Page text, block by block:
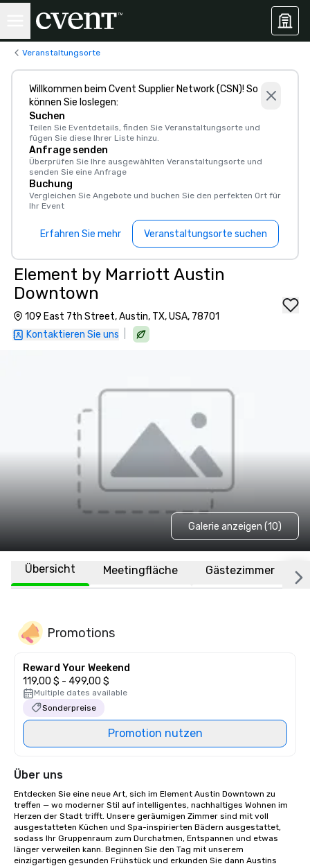
Veranstaltungsorte
Willkommen beim Cvent Supplier Network (CSN)! So
können Sie loslegen:
Suchen
Teilen Sie Eventdetails, finden Sie Veranstaltungsorte und
fügen Sie diese Ihrer Liste hinzu.
Anfrage senden
Überprüfen Sie Ihre ausgewählten Veranstaltungsorte und
senden Sie eine Anfrage
Buchung
Vergleichen Sie Angebote und buchen Sie den perfekten Ort für
Ihr Event
Erfahren Sie mehr Veranstaltungsorte suchen
Element by Marriott Austin
Downtown
109 East 7th Street, Austin, TX, USA, 78701
Kontaktieren Sie uns
Galerie anzeigen (10)
Übersicht Meetingfläche Gästezimmer
Promotions
Reward Your Weekend
119,00 $ - 499,00 $
Multiple dates available
Sonderpreise
Promotion nutzen
Über uns
Entdecken Sie eine neue Art, sich im Element Austin Downtown zu
treffen — wo moderner Stil auf intelligentes, nachhaltiges Wohnen im
Herzen der Stadt trifft. Unsere geräumigen Zimmer sind mit voll
ausgestatteten Küchen und Spa-inspirierten Bädern ausgestattet,
sodass Ihr Gruppenraum zum Durchatmen, Entspannen und etwas
länger verweilen kann. Beginnen Sie den Tag mit unserem
einzigartigen gesunden Frühstück und erkunden Sie dann Austins